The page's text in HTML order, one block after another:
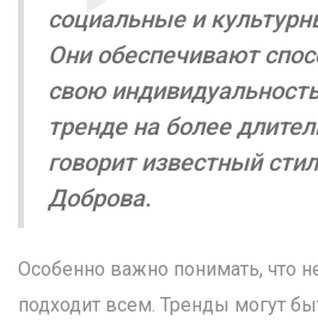
социальные и
Они обеспечивают
свою
тренде на более
говорит известный
Доброва.
Особенно важно понимать, что
подходит всем. Тренды могут